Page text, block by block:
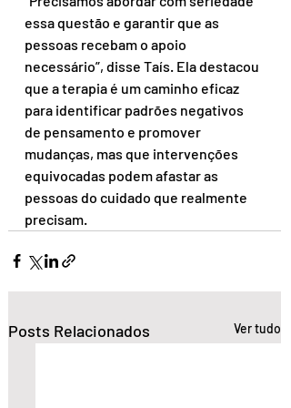
essa questão e garantir que as
pessoas recebam o apoio
necessário”, disse Taís. Ela destacou
que a terapia é um caminho eficaz
para identificar padrões negativos
de pensamento e promover
mudanças, mas que intervenções
equivocadas podem afastar as
pessoas do cuidado que realmente
precisam.
Posts Relacionados Ver tudo